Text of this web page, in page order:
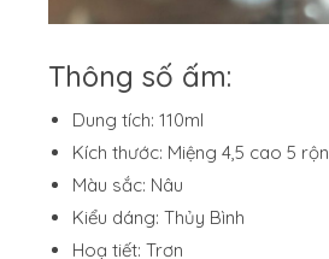
Thông số ấm:
Dung tích: 110ml
Kích thước: Miệng 4,5 cao 5
Màu sắc: Nâu
Kiểu dáng: Thủy Bình
Hoạ tiết: Trơn